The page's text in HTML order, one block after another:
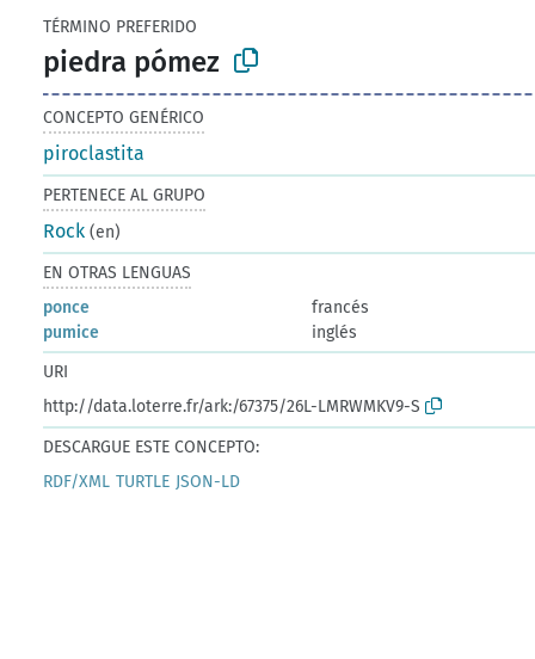
TÉRMINO PREFERIDO
piedra pómez
CONCEPTO GENÉRICO
piroclastita
PERTENECE AL GRUPO
Rock (en)
EN OTRAS LENGUAS
ponce
francés
pumice
inglés
URI
http://data.loterre.fr/ark:/67375/26L-LMRWMKV9-S
DESCARGUE ESTE CONCEPTO:
RDF/XML TURTLE JSON-LD